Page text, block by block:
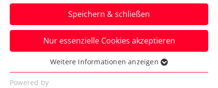
Mit der Ex-Weltranglistendritten geht eine
Topspielerin beim WTA-Turnier in
Oberösterreich an den Start.
Verfasst von: Presseaussendung / Redaktion, 27.12.2024
Speichern & schließen
Nur essenzielle Cookies akzeptieren
Essenziell
Essenzielle Cookies werden für grundlegende
Weitere Informationen anzeigen
Powered by